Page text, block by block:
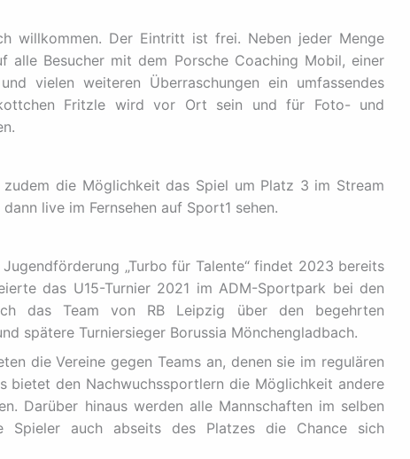
willkommen. Der Eintritt ist frei. Neben jeder Menge
alle Besucher mit dem Porsche Coaching Mobil, einer
vielen weiteren Überraschungen ein umfassendes
Fritzle wird vor Ort sein und für Foto- und
die Möglichkeit das Spiel um Platz 3 im Stream
live im Fernsehen auf Sport1 sehen.
„Turbo für Talente“ findet 2023 bereits
das U15-Turnier 2021 im ADM-Sportpark bei den
das Team von RB Leipzig über den begehrten
spätere Turniersieger Borussia Mönchengladbach.
die Vereine gegen Teams an, denen sie im regulären
bietet den Nachwuchssportlern die Möglichkeit andere
Darüber hinaus werden alle Mannschaften im selben
Spieler auch abseits des Platzes die Chance sich